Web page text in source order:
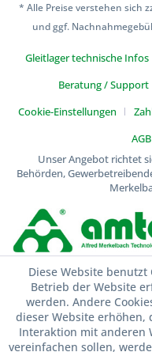
* Alle Preise verstehen sich
und ggf.
Gleitlager technische Infos
Beratung / Support
Cookie-Einstellungen
AGB
Unser Angebot richtet
Behörden,
Diese Website
Betrieb der Website
werden. Andere
dieser Website
Interaktion mit anderen
vereinfachen sollen,